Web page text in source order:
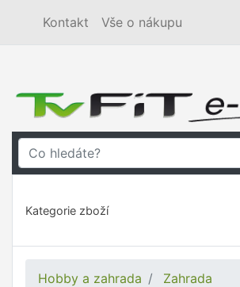
Kontakt Vše o nákupu
Kategorie zboží
Hobby a zahrada
Zahrada